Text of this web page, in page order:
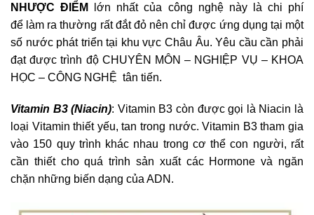
NHƯỢC ĐIỂM
lớn nhất của công nghệ này là chi phí
để làm ra thường rất đắt đỏ nên chỉ được ứng dụng tại một
số nước phát triển tại khu vực Châu Âu. Yêu cầu cần phải
đạt được trình độ CHUYÊN MÔN – NGHIỆP VỤ – KHOA
HỌC – CÔNG NGHỆ tân tiến.
Vitamin B3 (Niacin): Vitamin B3 còn được gọi là Niacin là
loại Vitamin thiết yếu, tan trong nước. Vitamin B3 tham gia
vào 150 quy trình khác nhau trong cơ thể con người, rất
cần thiết cho quá trình sản xuất các Hormone và ngăn
chặn những biến dạng của ADN.